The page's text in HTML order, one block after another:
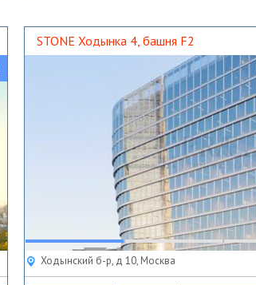
STONE Ходынка 4, башня F2
Ходынский б-р, д 10, Москва